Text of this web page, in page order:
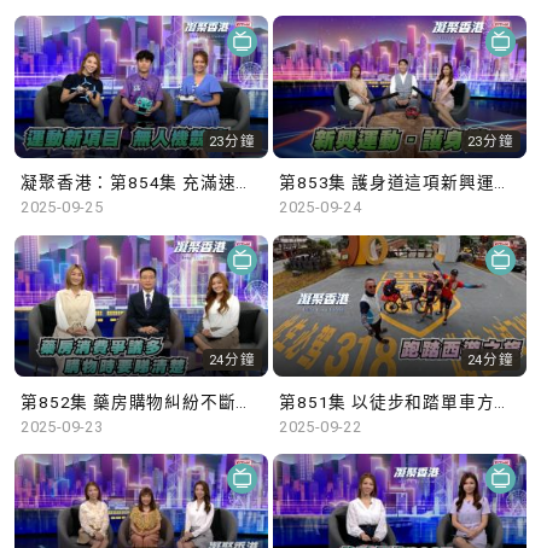
23分鐘
凝聚香港：第854集 充滿速度感的無人機競速賽，挑戰運動員的操控能力。
2025-09-25
23分鐘
第853集 護身道這項新興運動，使用軟海綿武器學習武士道和武德，齊來了解更多！
2025-09-24
24分鐘
2025-09-23
24分鐘
2025-09-22